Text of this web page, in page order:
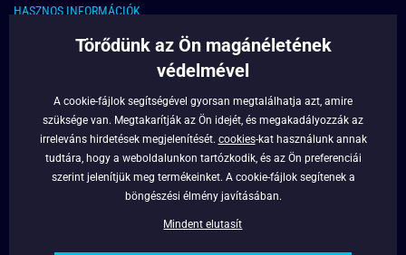
HASZNOS INFORMÁCIÓK
KAPCSOLAT
info@legyferfi.hu
FONTOS INFORMÁCIÓK
RÓLUNK
Törődünk az Ön magánéletének
védelmével
A cookie-fájlok segítségével gyorsan megtalálhatja azt, amire
szüksége van. Megtakarítják az Ön idejét, és megakadályozzák az
irreleváns hirdetések megjelenítését. cookies-kat használunk annak
tudtára, hogy a weboldalunkon tartózkodik, és az Ön preferenciái
szerint jelenítjük meg termékeinket. A cookie-fájlok segítenek a
böngészési élmény javításában.
Mindent elutasít